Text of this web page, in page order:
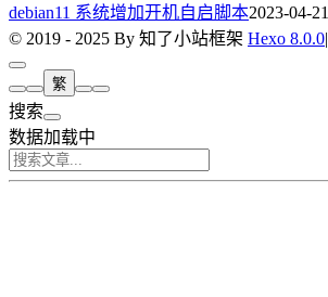
debian11 系统增加开机自启脚本2023-04-21
© 2019 - 2025 By 知了小站框架 Hexo 8.0.0|
繁
搜索
数据加载中